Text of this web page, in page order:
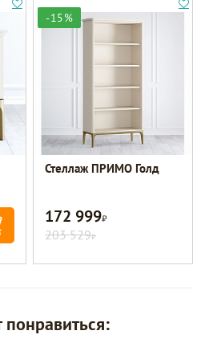
-15%
Стеллаж ПРИМО Голд
172 999Р
203 529Р